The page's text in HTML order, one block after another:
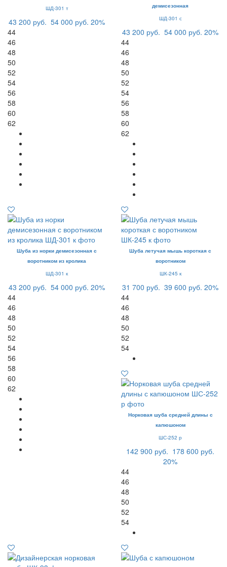
ШД-301 т
43 200 руб. 54 000 руб. 20%
44
46
48
50
52
54
56
58
60
62
демисезонная
ШД-301 с
43 200 руб. 54 000 руб. 20%
44
46
48
50
52
54
56
58
60
62
Шуба из норки демисезонная с
воротником из кролика
ШД-301 к
43 200 руб. 54 000 руб. 20%
44
46
48
50
52
54
56
58
60
62
Шуба летучая мышь короткая с
воротником
ШК-245 к
31 700 руб. 39 600 руб. 20%
44
46
48
50
52
54
Норковая шуба средней длины с
капюшоном
ШС-252 р
142 900 руб. 178 600 руб.
20%
44
46
48
50
52
54